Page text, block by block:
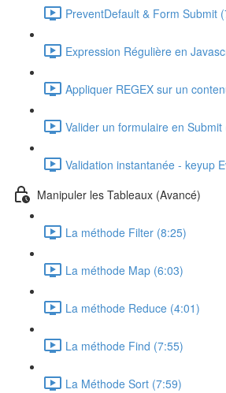
PreventDefault & Form Submit
Expression Régulière en
Appliquer REGEX sur un
Valider un formulaire en Submit
Validation instantanée - keyup
Manipuler les Tableaux (Avancé)
La méthode Filter (8:25)
La méthode Map (6:03)
La méthode Reduce (4:01)
La méthode Find (7:55)
La Méthode Sort (7:59)